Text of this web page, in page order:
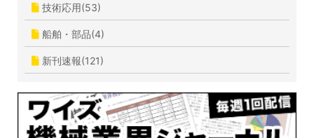
技術応用(53)
船舶・部品(4)
新刊速報(121)